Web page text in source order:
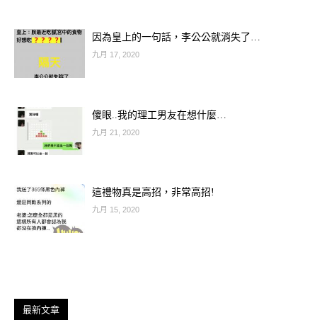
因為皇上的一句話，李公公就消失了…
九月 17, 2020
傻眼..我的理工男友在想什麼…
九月 21, 2020
這禮物真是高招，非常高招!
九月 15, 2020
最新文章